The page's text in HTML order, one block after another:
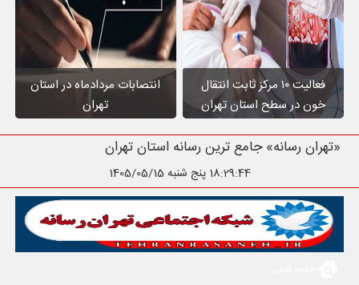
فعالیت ۱۰ مرکز ثابت انتقال
خون در سطح استان تهران
انتصابات مردادماه در استان
تهران
«تهران رسانه» جامع ترین رسانه ا
18:29:45 پنج شنبه 1405/05/15